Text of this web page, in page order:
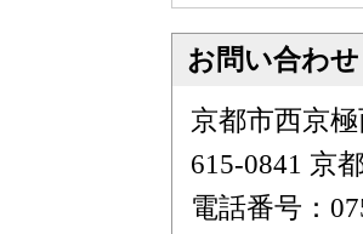
お問い合わせ
京都市西京
615-0841 京
電話番号：